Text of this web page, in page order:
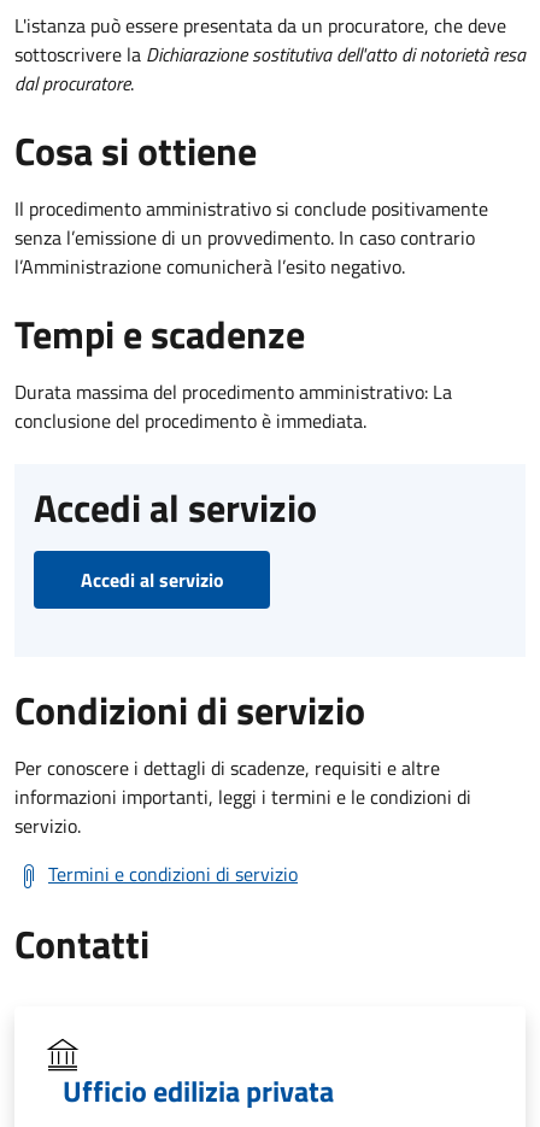
L'istanza può essere presentata da un procuratore, che deve
sottoscrivere la Dichiarazione sostitutiva dell'atto di notorietà resa
dal procuratore.
Cosa si ottiene
Il procedimento amministrativo si conclude positivamente
senza l’emissione di un provvedimento. In caso contrario
l’Amministrazione comunicherà l’esito negativo.
Tempi e scadenze
Durata massima del procedimento amministrativo: La
conclusione del procedimento è immediata.
Accedi al servizio
Accedi al servizio
Condizioni di servizio
Per conoscere i dettagli di scadenze, requisiti e altre
informazioni importanti, leggi i termini e le condizioni di
servizio.
Termini e condizioni di servizio
Contatti
Ufficio edilizia privata